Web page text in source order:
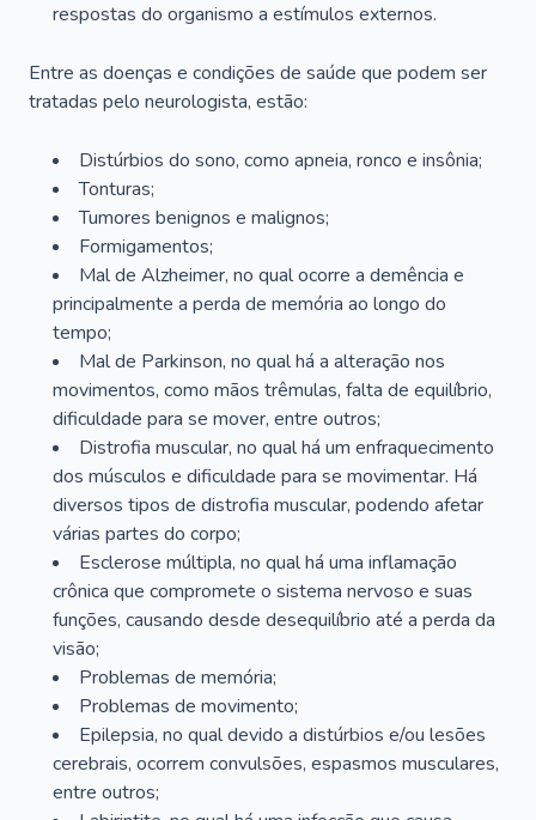
respostas do organismo a estímulos externos.
Entre as doenças e condições de saúde que podem ser
tratadas pelo neurologista, estão:
Distúrbios do sono, como apneia, ronco e insônia;
Tonturas;
Tumores benignos e malignos;
Formigamentos;
Mal de Alzheimer, no qual ocorre a demência e
principalmente a perda de memória ao longo do
tempo;
Mal de Parkinson, no qual há a alteração nos
movimentos, como mãos trêmulas, falta de equilíbrio,
dificuldade para se mover, entre outros;
Distrofia muscular, no qual há um enfraquecimento
dos músculos e dificuldade para se movimentar. Há
diversos tipos de distrofia muscular, podendo afetar
várias partes do corpo;
Esclerose múltipla, no qual há uma inflamação
crônica que compromete o sistema nervoso e suas
funções, causando desde desequilíbrio até a perda da
visão;
Problemas de memória;
Problemas de movimento;
Epilepsia, no qual devido a distúrbios e/ou lesões
cerebrais, ocorrem convulsões, espasmos musculares,
entre outros;